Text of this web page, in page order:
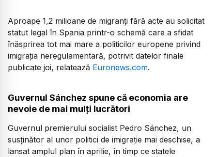
Aproape 1,2 milioane de migranți fără acte au solicitat
statut legal în Spania printr-o schemă care a sfidat
înăsprirea tot mai mare a politicilor europene privind
imigrația neregulamentară, potrivit datelor finale
publicate joi, relatează Euronews.com.
Guvernul Sánchez spune că economia are
nevoie de mai mulți lucrători
Guvernul premierului socialist Pedro Sánchez, un
susținător al unor politici de imigrație mai deschise, a
lansat amplul plan în aprilie, în timp ce statele